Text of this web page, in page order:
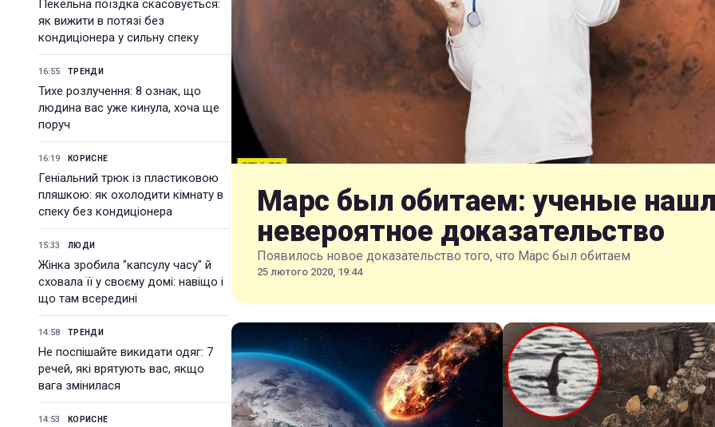
Пекельна поїздка скасовується:
як вижити в потязі без
кондиціонера у сильну спеку
16:55 ТРЕНДИ
Тихе розлучення: 8 ознак, що
людина вас уже кинула, хоча ще
поруч
16:19 КОРИСНЕ
Геніальний трюк із пластиковою
пляшкою: як охолодити кімнату в
спеку без кондиціонера
15:33 ЛЮДИ
Жінка зробила "капсулу часу" й
сховала її у своєму домі: навіщо і
що там всередині
14:58 ТРЕНДИ
Не поспішайте викидати одяг: 7
речей, які врятують вас, якщо
вага змінилася
14:53 КОРИСНЕ
Марс был обитаем: ученые
невероятное доказательство
Появилось новое доказательство того, что Марс был обитаем
25 лютого 2020, 19:44